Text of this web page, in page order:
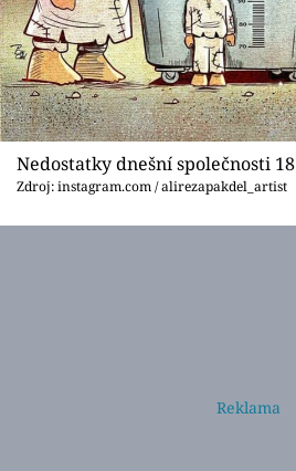
Nedostatky dnešní společnosti 18
Zdroj: instagram.com / alirezapakdel_artist